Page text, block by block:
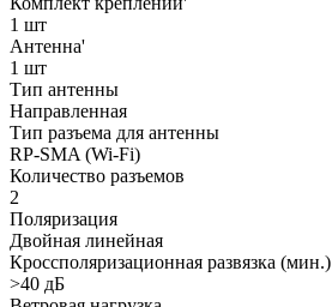
1 шт
Антенна'
1 шт
Тип антенны
Направленная
Тип разъема для антенны
RP-SMA (Wi-Fi)
Количество разъемов
2
Поляризация
Двойная линейная
Кроссполяризационная развязка (мин.)
>40 дБ